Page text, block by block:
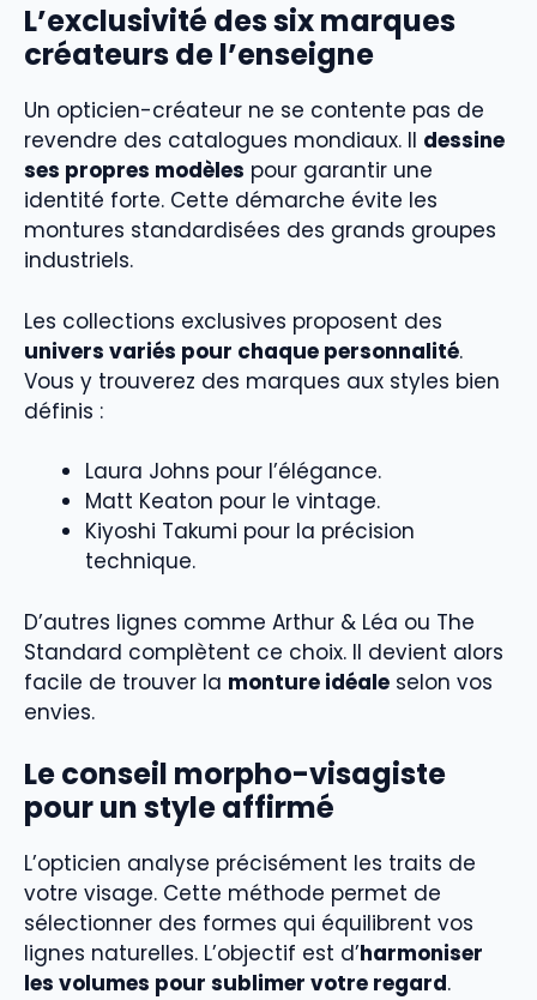
L’exclusivité des six marques
créateurs de l’enseigne
Un opticien-créateur ne se contente pas de
revendre des catalogues mondiaux. Il dessine
ses propres modèles pour garantir une
identité forte. Cette démarche évite les
montures standardisées des grands groupes
industriels.
Les collections exclusives proposent des
univers variés pour chaque personnalité.
Vous y trouverez des marques aux styles bien
définis :
Laura Johns pour l’élégance.
Matt Keaton pour le vintage.
Kiyoshi Takumi pour la précision
technique.
D’autres lignes comme Arthur & Léa ou The
Standard complètent ce choix. Il devient alors
facile de trouver la monture idéale selon vos
envies.
Le conseil morpho-visagiste
pour un style affirmé
L’opticien analyse précisément les traits de
votre visage. Cette méthode permet de
sélectionner des formes qui équilibrent vos
lignes naturelles. L’objectif est d’harmoniser
les volumes pour sublimer votre regard.